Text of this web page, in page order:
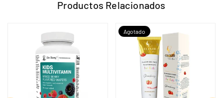
Productos Relacionados
Agotado